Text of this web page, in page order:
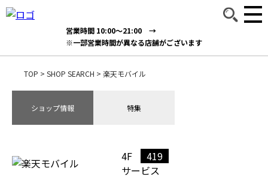
営業時間 10:00～21:00 →
※一部営業時間が異なる店舗がございます
TOP > SHOP SEARCH > 楽天モバイル
ショップ情報 特集
4F
419
サービス